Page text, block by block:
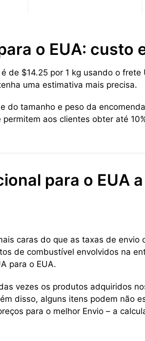
o EUA: custo
de $14.25 por 1 kg usando o
uma estimativa mais precisa.
do tamanho e peso da
aos clientes obter até
para o EUA
caras do que as taxas de
de combustível envolvidos na
para o EUA.
vezes os produtos adquiridos
disso, alguns itens podem não
para o melhor Envio – a